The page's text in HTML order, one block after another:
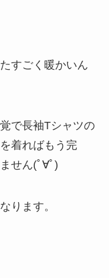
すごく暖かいん
で長袖Tシャツの
着ればもう完
せん(ﾟ∀ﾟ)
ります。